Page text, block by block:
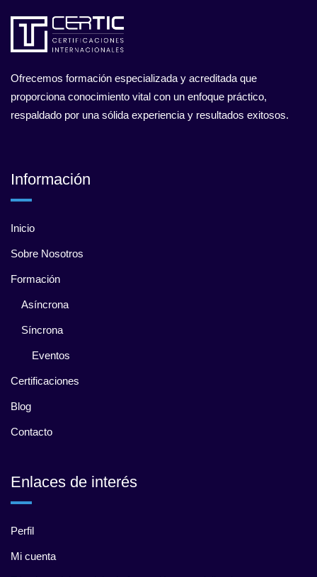
Ofrecemos formación especializada y acreditada que
proporciona conocimiento vital con un enfoque práctico,
respaldado por una sólida experiencia y resultados exitosos.
Información
Inicio
Sobre Nosotros
Formación
Asíncrona
Síncrona
Eventos
Certificaciones
Blog
Contacto
Enlaces de interés
Perfil
Mi cuenta